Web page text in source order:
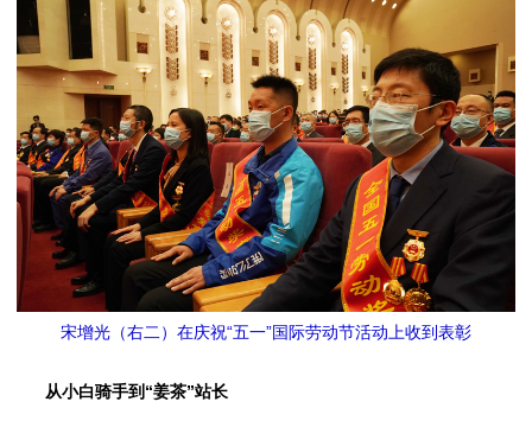
宋增光（右二）在庆祝“五一”国际劳动节活动上收到表彰
从小白骑手到“姜茶”站长